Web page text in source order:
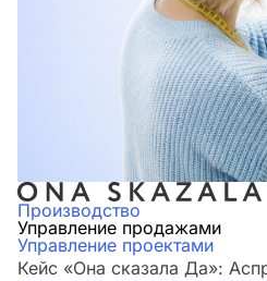
Производство
Управление продажами
Управление проектами
Кейс «Она сказала Да»: